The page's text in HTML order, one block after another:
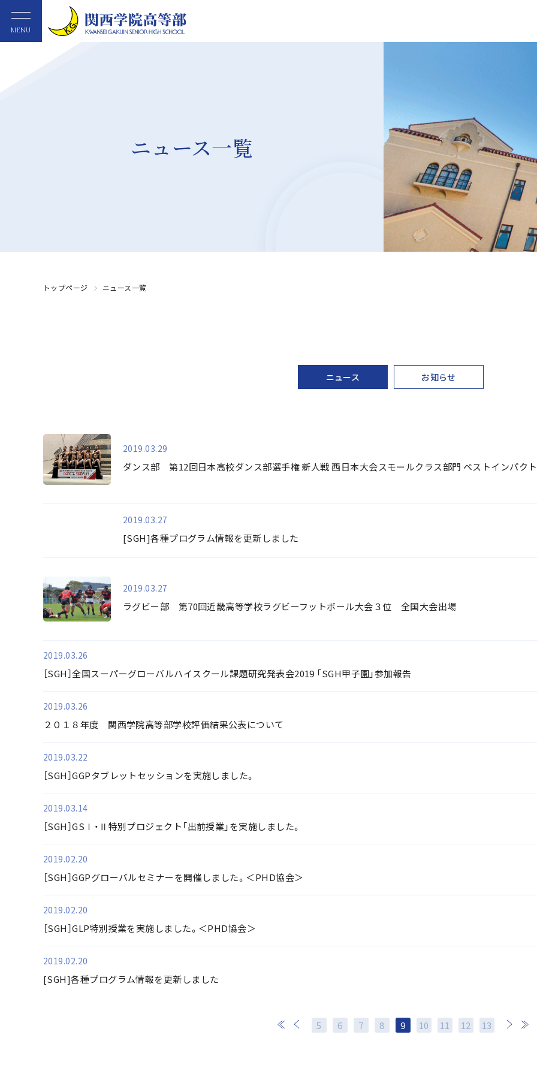
MENU
ニュース一覧
トップページ ニュース一覧
ニュース お知らせ
2019.03.29
ダンス部 第12回日本高校ダンス部選手権 新人戦 西日本大会スモールクラス部門 ベストインパク
2019.03.27
[SGH]各種プログラム情報を更新しました
2019.03.27
ラグビー部 第70回近畿高等学校ラグビーフットボール大会３位 全国大会出場
2019.03.26
［SGH］全国スーパーグローバルハイスクール課題研究発表会2019 「SGH甲子園」参加報告
2019.03.26
２０１８年度 関西学院高等部学校評価結果公表について
2019.03.22
［SGH］GGPタブレットセッションを実施しました。
2019.03.14
［SGH］GSⅠ・Ⅱ特別プロジェクト「出前授業」を実施しました。
2019.02.20
［SGH］GGPグローバルセミナーを開催しました。＜PHD協会＞
2019.02.20
［SGH］GLP特別授業を実施しました。＜PHD協会＞
2019.02.20
[SGH]各種プログラム情報を更新しました
5 6 7 8 9 10 11 12 13
次 最後